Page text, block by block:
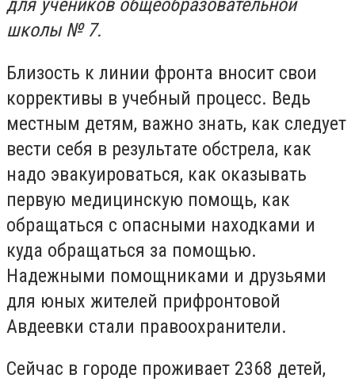
для учеников общеобразовательной
школы № 7.
Близость к линии фронта вносит свои
коррективы в учебный процесс. Ведь
местным детям, важно знать, как следует
вести себя в результате обстрела, как
надо эвакуироваться, как оказывать
первую медицинскую помощь, как
обращаться с опасными находками и
куда обращаться за помощью.
Надежными помощниками и друзьями
для юных жителей прифронтовой
Авдеевки стали правоохранители.
Сейчас в городе проживает 2368 детей,